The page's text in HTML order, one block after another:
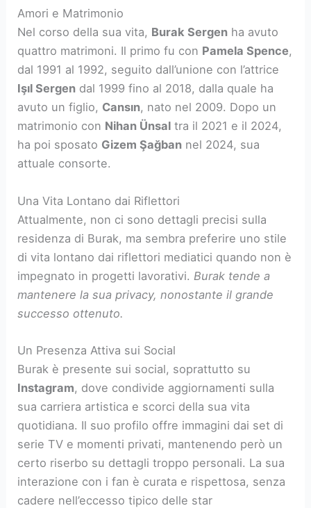
Amori e Matrimonio
Nel corso della sua vita, Burak Sergen ha avuto
quattro matrimoni. Il primo fu con Pamela Spence,
dal 1991 al 1992, seguito dall’unione con l’attrice
Işıl Sergen dal 1999 fino al 2018, dalla quale ha
avuto un figlio, Cansın, nato nel 2009. Dopo un
matrimonio con Nihan Ünsal tra il 2021 e il 2024,
ha poi sposato Gizem Şağban nel 2024, sua
attuale consorte.
Una Vita Lontano dai Riflettori
Attualmente, non ci sono dettagli precisi sulla
residenza di Burak, ma sembra preferire uno stile
di vita lontano dai riflettori mediatici quando non è
impegnato in progetti lavorativi. Burak tende a
mantenere la sua privacy, nonostante il grande
successo ottenuto.
Un Presenza Attiva sui Social
Burak è presente sui social, soprattutto su
Instagram, dove condivide aggiornamenti sulla
sua carriera artistica e scorci della sua vita
quotidiana. Il suo profilo offre immagini dai set di
serie TV e momenti privati, mantenendo però un
certo riserbo su dettagli troppo personali. La sua
interazione con i fan è curata e rispettosa, senza
cadere nell’eccesso tipico delle star